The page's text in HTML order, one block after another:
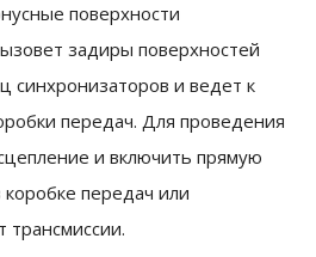
поверхности
задиры поверхностей
синхронизаторов и ведет к
передач. Для проведения
и включить прямую
передач или
трансмиссии.